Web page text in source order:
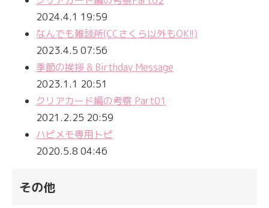
2024.4.1 19:59
なんでも雑談所(CCさくら以外もOK!!)
2023.4.5 07:56
季節の挨拶 & Birthday Message
2023.1.1 20:51
クリアカード編の考察 Part01
2021.2.25 20:59
ハピメモ専用トピ
2020.5.8 04:46
その他